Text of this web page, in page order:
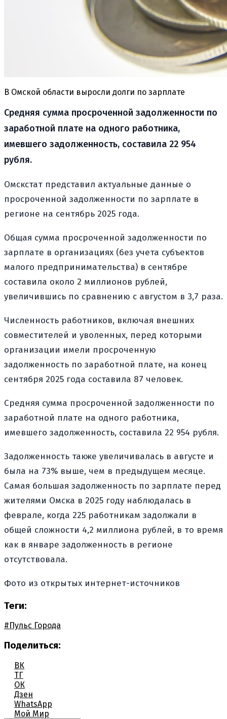
В Омской области выросли долги по зарплате
Средняя сумма просроченной задолженности по
заработной плате на одного работника,
имевшего задолженность, составила 22 954
рубля.
Омскстат представил актуальные данные о
просроченной задолженности по зарплате в
регионе на сентябрь 2025 года.
Общая сумма просроченной задолженности по
зарплате в организациях (без учета субъектов
малого предпринимательства) в сентябре
составила около 2 миллионов рублей,
увеличившись по сравнению с августом в 3,7 раза.
Численность работников, включая внешних
совместителей и уволенных, перед которыми
организации имели просроченную
задолженность по заработной плате, на конец
сентября 2025 года составила 87 человек.
Средняя сумма просроченной задолженности по
заработной плате на одного работника,
имевшего задолженность, составила 22 954 рубля.
Задолженность также увеличивалась в августе и
была на 73% выше, чем в предыдущем месяце.
Самая большая задолженность по зарплате перед
жителями Омска в 2025 году наблюдалась в
феврале, когда 225 работникам задолжали в
общей сложности 4,2 миллиона рублей, в то время
как в январе задолженность в регионе
отсутствовала.
Фото из открытых интернет-источников
Теги:
#Пульс Города
Поделиться:
ВК
ТГ
ОК
Дзен
WhatsApp
Мой Мир